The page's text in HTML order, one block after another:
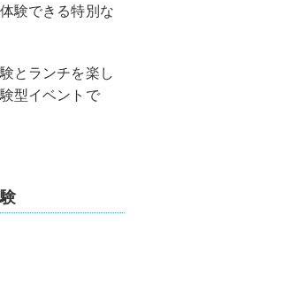
験できる特別な
とランチを楽し
型イベントで